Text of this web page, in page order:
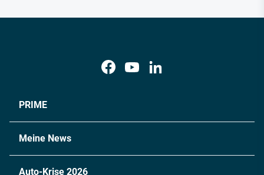
PRIME
Meine News
Auto-Krise 2026